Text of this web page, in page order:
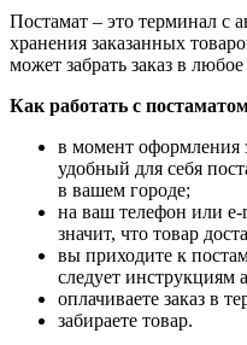
Постамат – это терминал с
хранения заказанных
может забрать заказ в
Как работать с
в момент оформления
удобный для себя
в вашем городе;
на ваш телефон или
значит, что товар
вы приходите к
следует инструкциям
оплачиваете заказ в
забираете товар.